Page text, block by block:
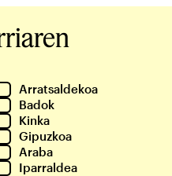
Arratsaldekoa
Badok
Kinka
Gipuzkoa
Araba
Iparraldea